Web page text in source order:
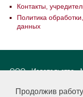
Продолжив
Контакты,
Политика
данных
ООО «Издательство
LLC Материалы,